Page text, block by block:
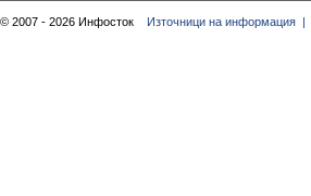
© 2007 - 2026 Инфосток Източници на информация |